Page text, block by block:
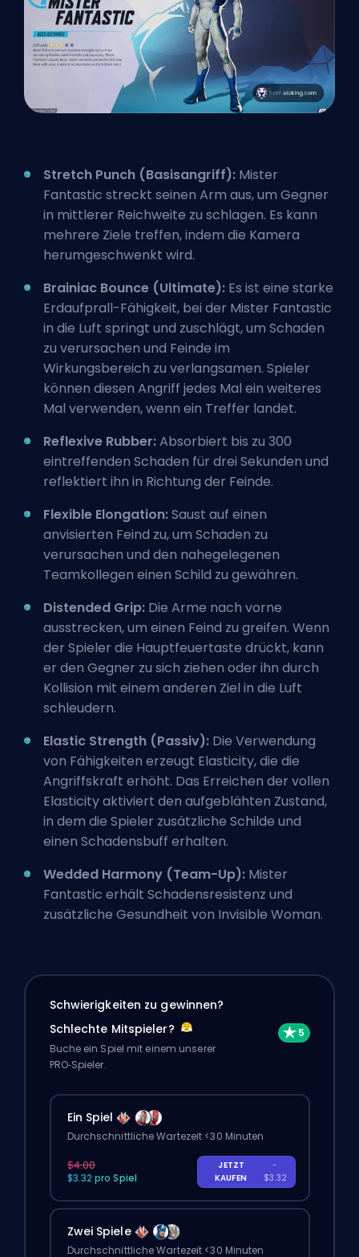
Stretch Punch (Basisangriff): Mister
Fantastic streckt seinen Arm aus, um Gegner
in mittlerer Reichweite zu schlagen. Es kann
mehrere Ziele treffen, indem die Kamera
herumgeschwenkt wird.
Brainiac Bounce (Ultimate): Es ist eine starke
Erdaufprall-Fähigkeit, bei der Mister Fantastic
in die Luft springt und zuschlägt, um Schaden
zu verursachen und Feinde im
Wirkungsbereich zu verlangsamen. Spieler
können diesen Angriff jedes Mal ein weiteres
Mal verwenden, wenn ein Treffer landet.
Reflexive Rubber:Absorbiert bis zu 300
eintreffenden Schaden für drei Sekunden und
reflektiert ihn in Richtung der Feinde.
Flexible Elongation:Saust auf einen
anvisierten Feind zu, um Schaden zu
verursachen und den nahegelegenen
Teamkollegen einen Schild zu gewähren.
Distended Grip: Die Arme nach vorne
ausstrecken, um einen Feind zu greifen. Wenn
der Spieler die Hauptfeuertaste drückt, kann
er den Gegner zu sich ziehen oder ihn durch
Kollision mit einem anderen Ziel in die Luft
schleudern.
Elastic Strength (Passiv): Die Verwendung
von Fähigkeiten erzeugt Elasticity, die die
Angriffskraft erhöht. Das Erreichen der vollen
Elasticity aktiviert den aufgeblähten Zustand,
in dem die Spieler zusätzliche Schilde und
einen Schadensbuff erhalten.
Wedded Harmony (Team-Up): Mister
Fantastic erhält Schadensresistenz und
zusätzliche Gesundheit von Invisible Woman.
Schwierigkeiten zu gewinnen?
Schlechte Mitspieler?
Buche ein Spiel mit einem unserer
PRO‑Spieler.
Ein Spiel
Durchschnittliche Wartezeit <30 Minuten
$4.00
$3.32 pro Spiel
JETZT
KAUFEN
-
$3.32
Zwei Spiele
Durchschnittliche Wartezeit <30 Minuten